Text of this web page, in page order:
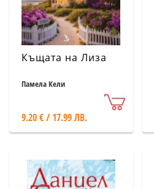
Къщата на Лиза
Памела Кели
9.20 € / 17.99 ЛВ.